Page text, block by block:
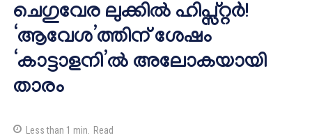
ചെഗുവേര ലുക്കിൽ ഹിപ്സ്റ്റർ!
‘ആവേശ’ത്തിന് ശേഷം
‘കാട്ടാളനി’ൽ അലോകയായി
താരം
Less than 1 min. Read